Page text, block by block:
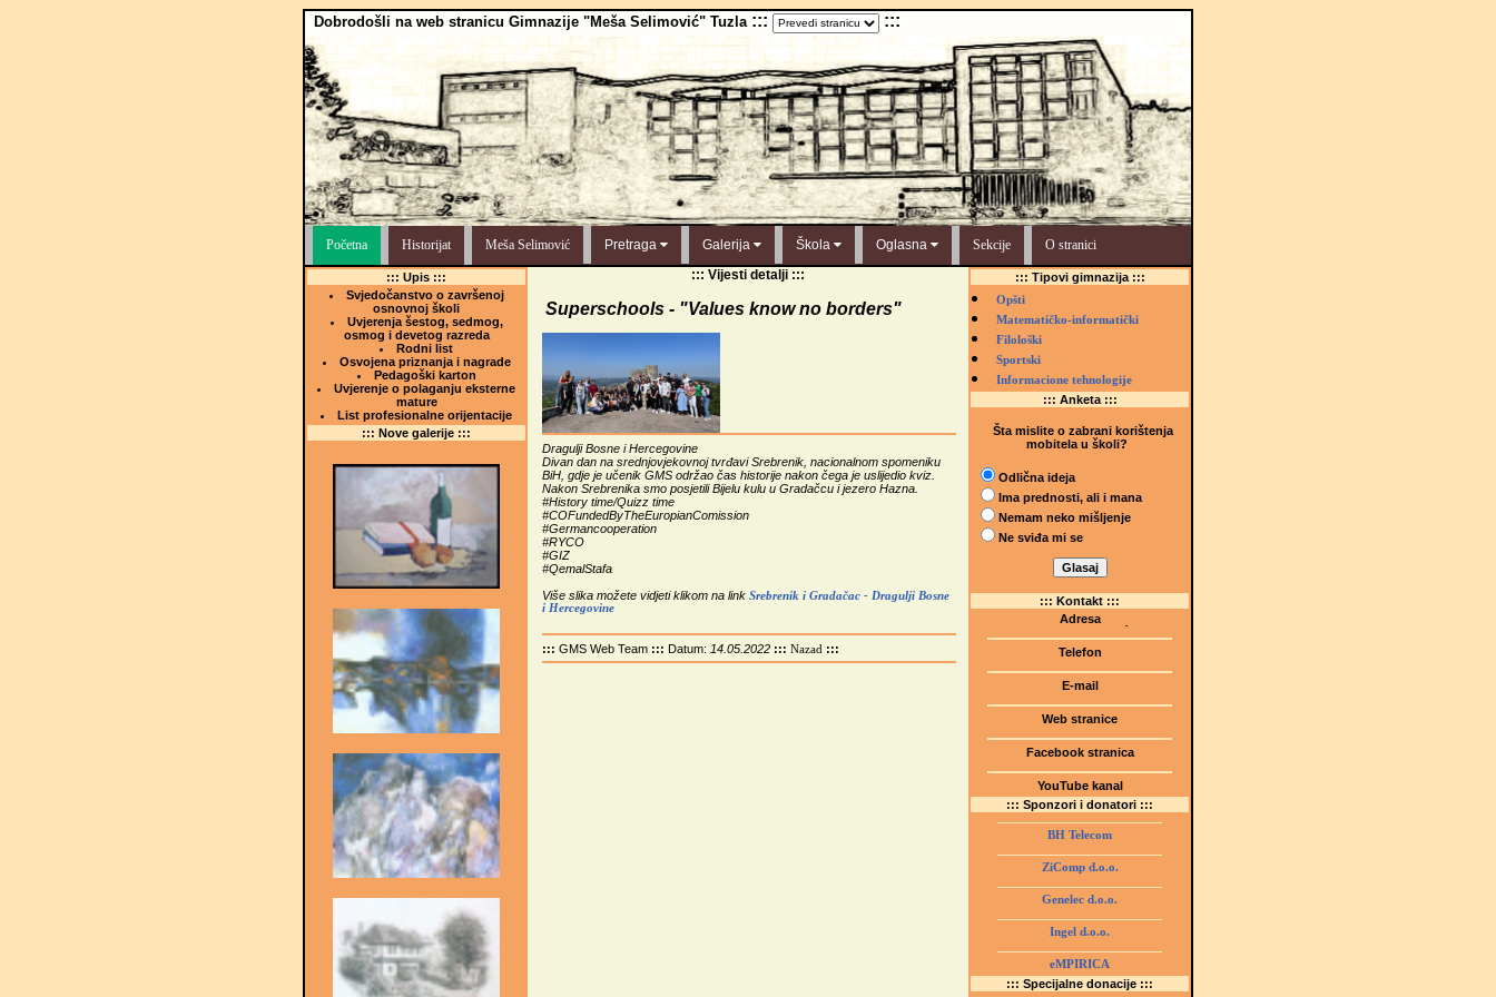
Dobrodošli na web stranicu Gimnazije "Meša Selimović" Tuzla ::: :::
Početna Historijat Meša Selimović Pretraga Galerija Škola Oglasna Sekcije O stranici
::: Upis :::
Svjedočanstvo o završenoj
osnovnoj školi
Uvjerenja šestog, sedmog,
osmog i devetog razreda
Rodni list
Osvojena priznanja i nagrade
Pedagoški karton
Uvjerenje o polaganju eksterne
mature
List profesionalne orijentacije
::: Nove galerije :::
::: Vijesti detalji :::
Superschools - "Values know no borders"
Dragulji Bosne i Hercegovine
Divan dan na srednjovjekovnoj tvrđavi Srebrenik, nacionalnom spomeniku
BiH, gdje je učenik GMS održao čas historije nakon čega je uslijedio kviz.
Nakon Srebrenika smo posjetili Bijelu kulu u Gradačcu i jezero Hazna.
#History time/Quizz time
#COFundedByTheEuropianComission
#Germancooperation
#RYCO
#GIZ
#QemalStafa
Više slika možete vidjeti klikom na link Srebrenik i Gradačac - Dragulji Bosne
i Hercegovine
::: GMS Web Team ::: Datum: 14.05.2022 ::: Nazad :::
::: Tipovi gimnazija :::
Opšti
Matematičko-informatički
Filološki
Sportski
Informacione tehnologije
::: Anketa :::
Šta mislite o zabrani korištenja
mobitela u školi?
Odlična ideja
Ima prednosti, ali i mana
Nemam neko mišljenje
Ne sviđa mi se
::: Kontakt :::
Adresa
(Šetalište I.G. Kovačića 1)
75000 Tuzla, BiH
Telefon
E-mail
Web stranice
www.gmstziam.com.ba
Facebook stranica
YouTube kanal
GMS Tuzla
::: Sponzori i donatori :::
BH Telecom
ZiComp d.o.o.
Genelec d.o.o.
Ingel d.o.o.
eMPIRICA
::: Specijalne donacije :::